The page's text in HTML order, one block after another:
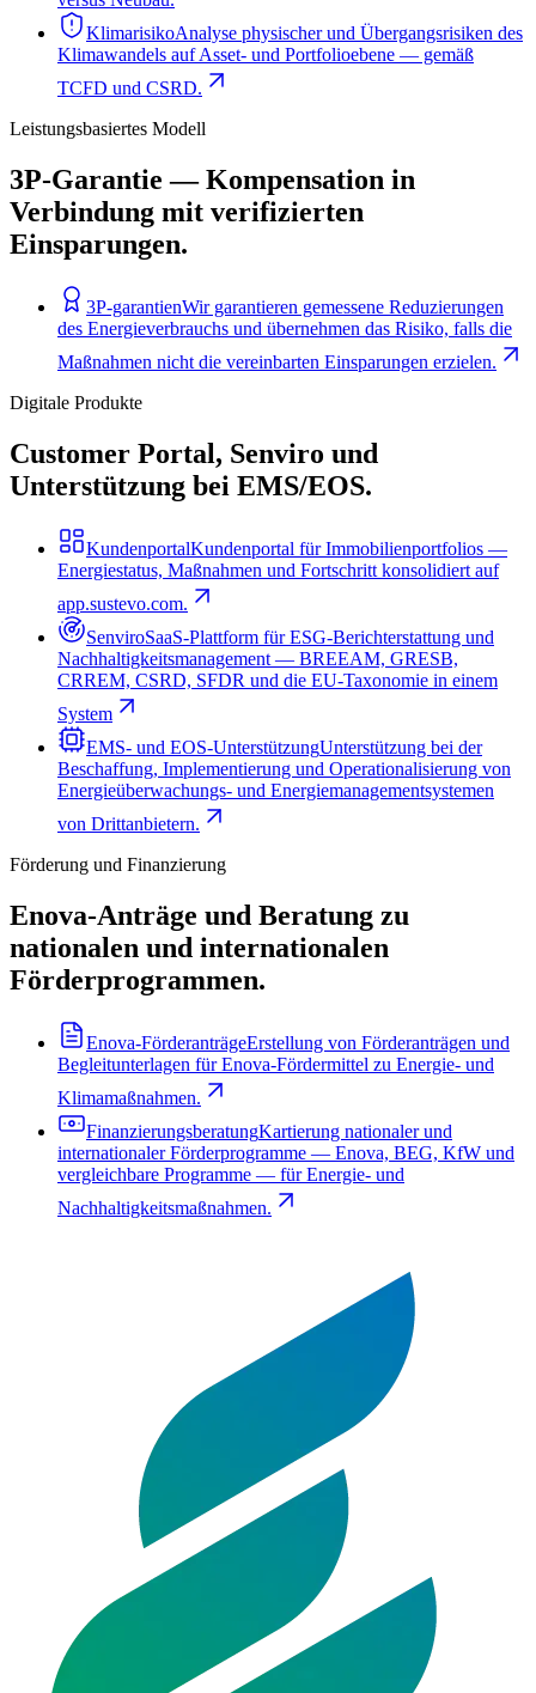
KlimarisikoAnalyse physischer und Übergangsrisiken des
Klimawandels auf Asset‑ und Portfolioebene — gemäß
TCFD und CSRD.
Leistungsbasiertes Modell
3P-Garantie — Kompensation in
Verbindung mit verifizierten
Einsparungen.
3P-garantienWir garantieren gemessene Reduzierungen
des Energieverbrauchs und übernehmen das Risiko, falls die
Maßnahmen nicht die vereinbarten Einsparungen erzielen.
Digitale Produkte
Customer Portal, Senviro und
Unterstützung bei EMS/EOS.
KundenportalKundenportal für Immobilienportfolios —
Energiestatus, Maßnahmen und Fortschritt konsolidiert auf
app.sustevo.com.
SenviroSaaS‑Plattform für ESG‑Berichterstattung und
Nachhaltigkeitsmanagement — BREEAM, GRESB,
CRREM, CSRD, SFDR und die EU‑Taxonomie in einem
System
EMS- und EOS-UnterstützungUnterstützung bei der
Beschaffung, Implementierung und Operationalisierung von
Energieüberwachungs- und Energiemanagementsystemen
von Drittanbietern.
Förderung und Finanzierung
Enova-Anträge und Beratung zu
nationalen und internationalen
Förderprogrammen.
Enova-FörderanträgeErstellung von Förderanträgen und
Begleitunterlagen für Enova-Fördermittel zu Energie- und
Klimamaßnahmen.
FinanzierungsberatungKartierung nationaler und
internationaler Förderprogramme — Enova, BEG, KfW und
vergleichbare Programme — für Energie- und
Nachhaltigkeitsmaßnahmen.